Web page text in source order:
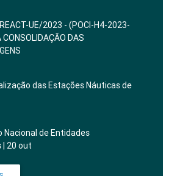
UE/2023 - (POCI-H4-2023-
DAS
das Estações Náuticas de
Nacional de Entidades
| 20 out